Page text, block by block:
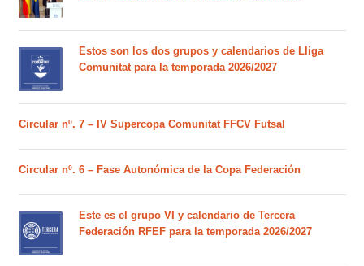
Estos son los dos grupos y calendarios de Lliga
Comunitat para la temporada 2026/2027
Circular nº. 7 – IV Supercopa Comunitat FFCV Futsal
Circular nº. 6 – Fase Autonómica de la Copa Federación
Este es el grupo VI y calendario de Tercera
Federación RFEF para la temporada 2026/2027